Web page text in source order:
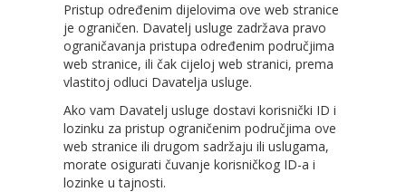
Pristup određenim dijelovima ove web stranice
je ograničen. Davatelj usluge zadržava pravo
ograničavanja pristupa određenim područjima
web stranice, ili čak cijeloj web stranici, prema
vlastitoj odluci Davatelja usluge.
Ako vam Davatelj usluge dostavi korisnički ID i
lozinku za pristup ograničenim područjima ove
web stranice ili drugom sadržaju ili uslugama,
morate osigurati čuvanje korisničkog ID-a i
lozinke u tajnosti.